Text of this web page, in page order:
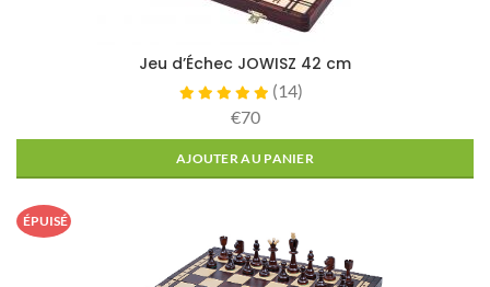
Jeu d’Échec JOWISZ 42 cm
(14)
€70
AJOUTER AU PANIER
ÉPUISÉ